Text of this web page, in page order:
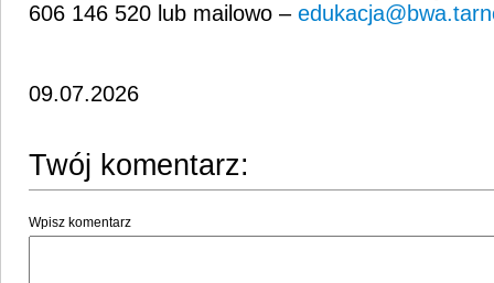
606 146 520 lub mailowo –
09.07.2026
Twój komentarz:
Wpisz komentarz